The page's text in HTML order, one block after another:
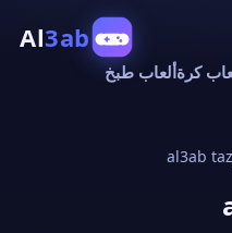
Al3ab
كرةألعاب طبخ
al3ab